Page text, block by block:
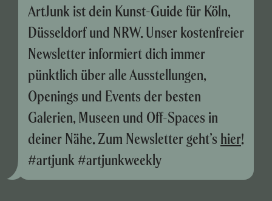
ArtJunk ist dein Kunst-Guide für Köln,
Düsseldorf und NRW. Unser kostenfreier
Newsletter informiert dich immer
pünktlich über alle Ausstellungen,
Openings und Events der besten
Galerien, Museen und Off-Spaces in
deiner Nähe. Zum Newsletter geht’s hier!
#artjunk #artjunkweekly